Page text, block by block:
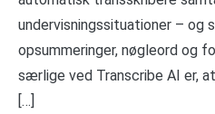
undervisningssituationer – og
opsummeringer, nøgleord og
særlige ved Transcribe AI er,
[…]